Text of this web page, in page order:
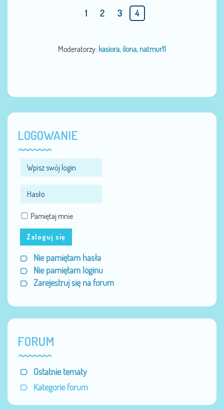
1 2 3 4
Moderatorzy: kasiora, ilona, natmur11
LOGOWANIE
Pamiętaj mnie
Zaloguj się
Nie pamiętam hasła
Nie pamiętam loginu
Zarejestruj się na forum
FORUM
Ostatnie tematy
Kategorie forum